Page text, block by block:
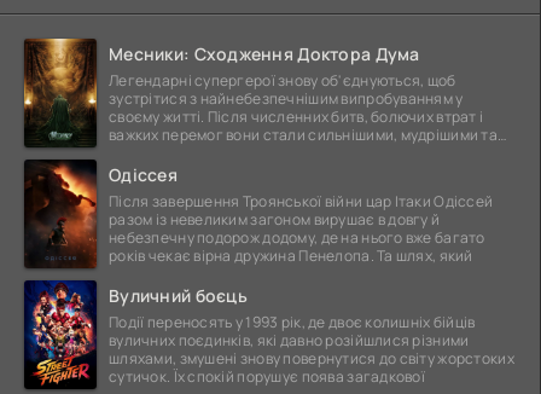
Месники: Сходження Доктора Дума
Легендарні супергерої знову об'єднуються, щоб
зустрітися з найнебезпечнішим випробуванням у
своєму житті. Після численних битв, болючих втрат і
важких перемог вони стали сильнішими, мудрішими та
Одіссея
Після завершення Троянської війни цар Ітаки Одіссей
разом із невеликим загоном вирушає в довгу й
небезпечну подорож додому, де на нього вже багато
років чекає вірна дружина Пенелопа. Та шлях, який
Вуличний боєць
Події переносять у 1993 рік, де двоє колишніх бійців
вуличних поєдинків, які давно розійшлися різними
шляхами, змушені знову повернутися до світу жорстоких
сутичок. Їх спокій порушує поява загадкової